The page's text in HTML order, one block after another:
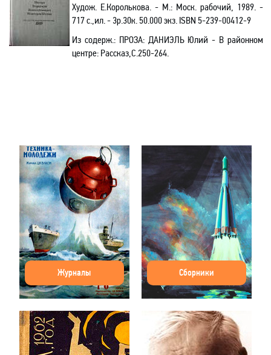
Худож. Е.Королькова. - М.: Моск. рабочий, 1989. -
717 с.,ил. - 3р.30к. 50.000 экз. ISBN 5-239-00412-9
Из содерж.: ПРОЗА: ДАНИЭЛЬ Юлий - В районном
центре: Рассказ,С.250-264.
Журналы Сборники